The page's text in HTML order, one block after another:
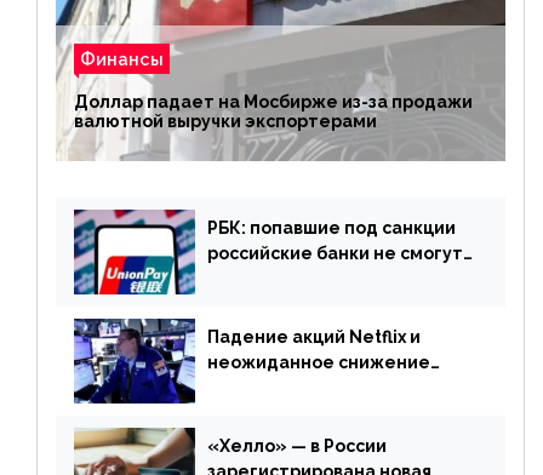
Финансы
Доллар падает на Мосбирже из-за продажи
валютной выручки экспортерами
РБК: попавшие под санкции
российские банки не смогут
Падение акций Netflix и
неожиданное снижение
апреля
«Хелло» — в России